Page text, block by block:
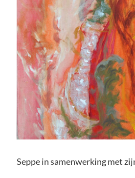
Seppe in samenwerking met